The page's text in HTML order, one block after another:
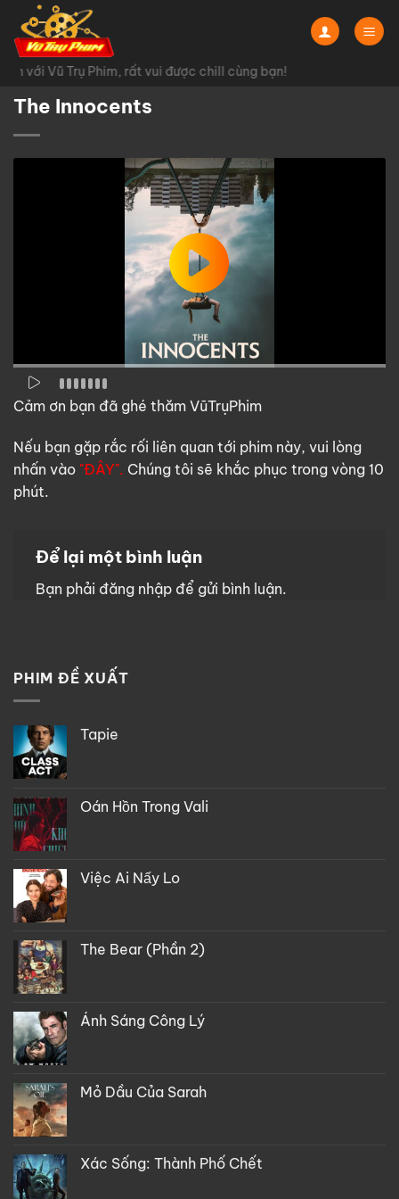
Chuyển
đến
nội
dungvới Vũ Trụ Phim, rất vui được chill cùng bạn!
The Innocents
Cảm ơn bạn đã ghé thăm VũTrụPhim
Nếu bạn gặp rắc rối liên quan tới phim này, vui lòng
nhấn vào "ĐÂY". Chúng tôi sẽ khắc phục trong vòng 10
phút.
Để lại một bình luận
Bạn phải đăng nhập để gửi bình luận.
PHIM ĐỀ XUẤT
Tapie
Oán Hồn Trong Vali
Việc Ai Nấy Lo
The Bear (Phần 2)
Ánh Sáng Công Lý
Mỏ Dầu Của Sarah
Xác Sống: Thành Phố Chết